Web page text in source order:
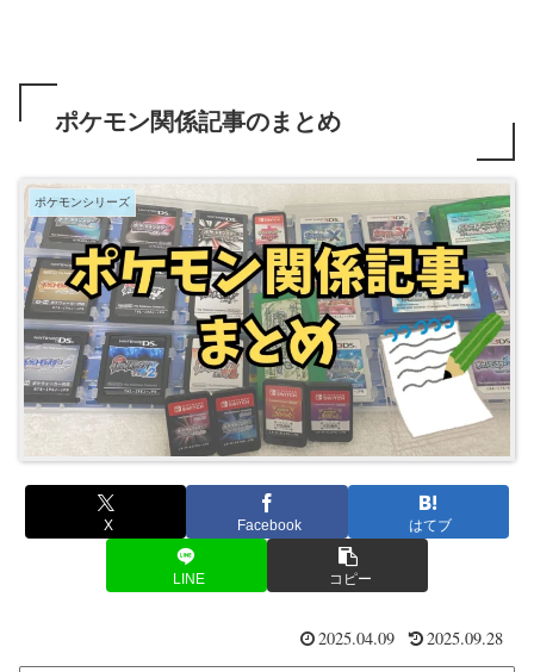
ポケモン関係記事のまとめ
ポケモンシリーズ
X Facebook はてブ
LINE コピー
2025.04.09 2025.09.28